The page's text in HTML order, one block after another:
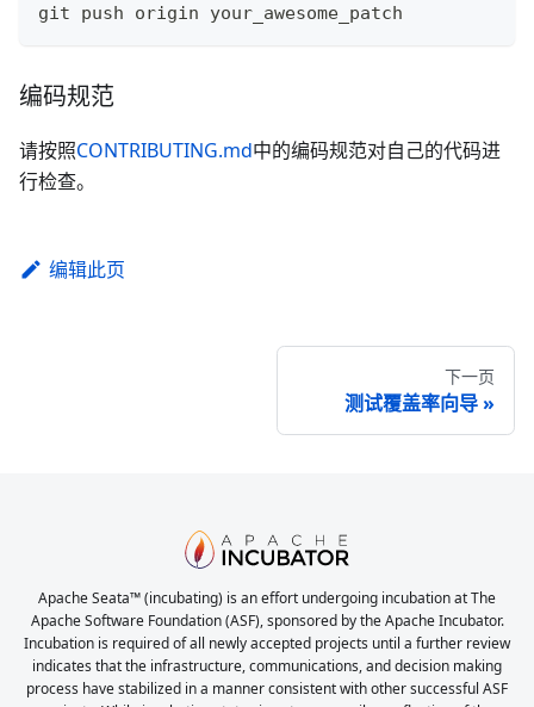
git push origin your_awesome_patch
编码规范
请按照CONTRIBUTING.md中的编码规范对自己的代码进
行检查。
编辑此页
下一页
测试覆盖率向导
Apache Seata™ (incubating) is an effort undergoing incubation at The
Apache Software Foundation (ASF), sponsored by the Apache Incubator.
Incubation is required of all newly accepted projects until a further review
indicates that the infrastructure, communications, and decision making
process have stabilized in a manner consistent with other successful ASF